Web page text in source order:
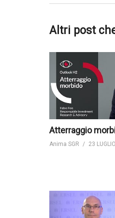
Altri post
Atterraggio
Anima SGR 23